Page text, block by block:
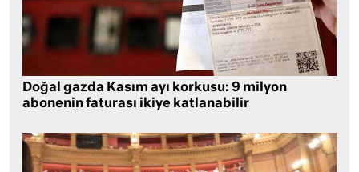
Doğal gazda Kasım ayı korkusu: 9 milyon
abonenin faturası ikiye katlanabilir